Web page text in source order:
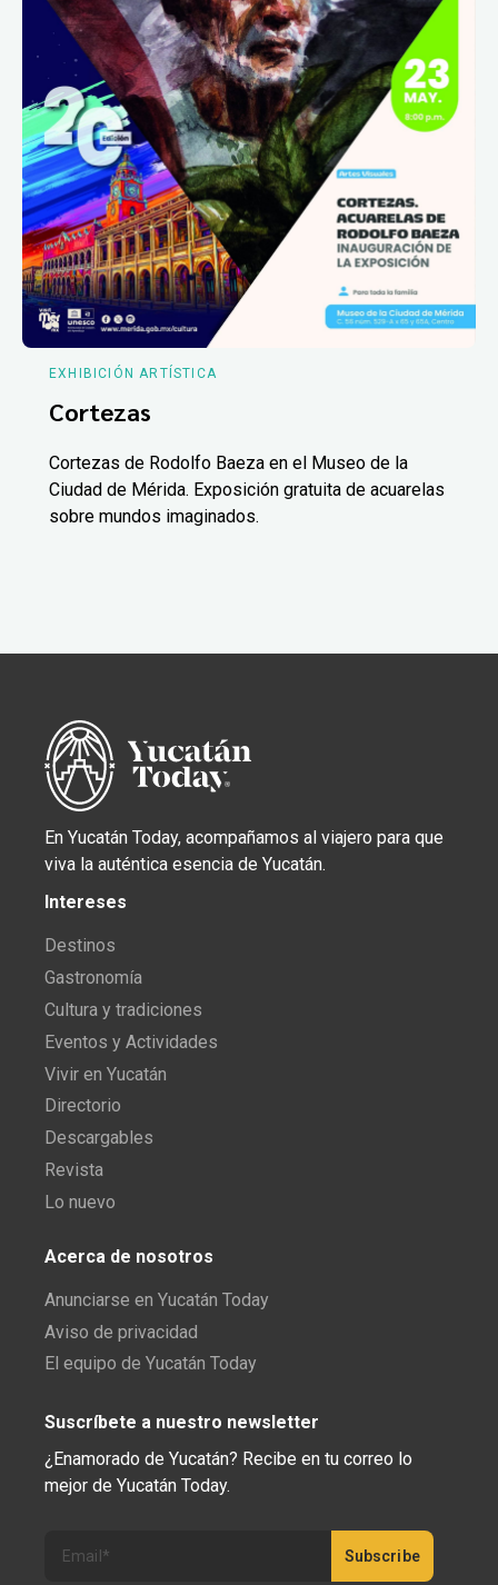
EXHIBICIÓN ARTÍSTICA
Cortezas
Cortezas de Rodolfo Baeza en el Museo de la
Ciudad de Mérida. Exposición gratuita de acuarelas
sobre mundos imaginados.
En Yucatán Today, acompañamos al viajero para que
viva la auténtica esencia de Yucatán.
Intereses
Destinos
Gastronomía
Cultura y tradiciones
Eventos y Actividades
Vivir en Yucatán
Directorio
Descargables
Revista
Lo nuevo
Acerca de nosotros
Anunciarse en Yucatán Today
Aviso de privacidad
El equipo de Yucatán Today
Suscríbete a nuestro newsletter
¿Enamorado de Yucatán? Recibe en tu correo lo
mejor de Yucatán Today.